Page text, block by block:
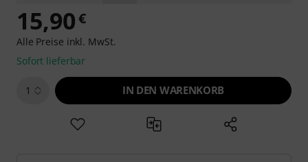
15,90€
Alle Preise inkl. MwSt.
Sofort lieferbar
1 IN DEN WARENKORB